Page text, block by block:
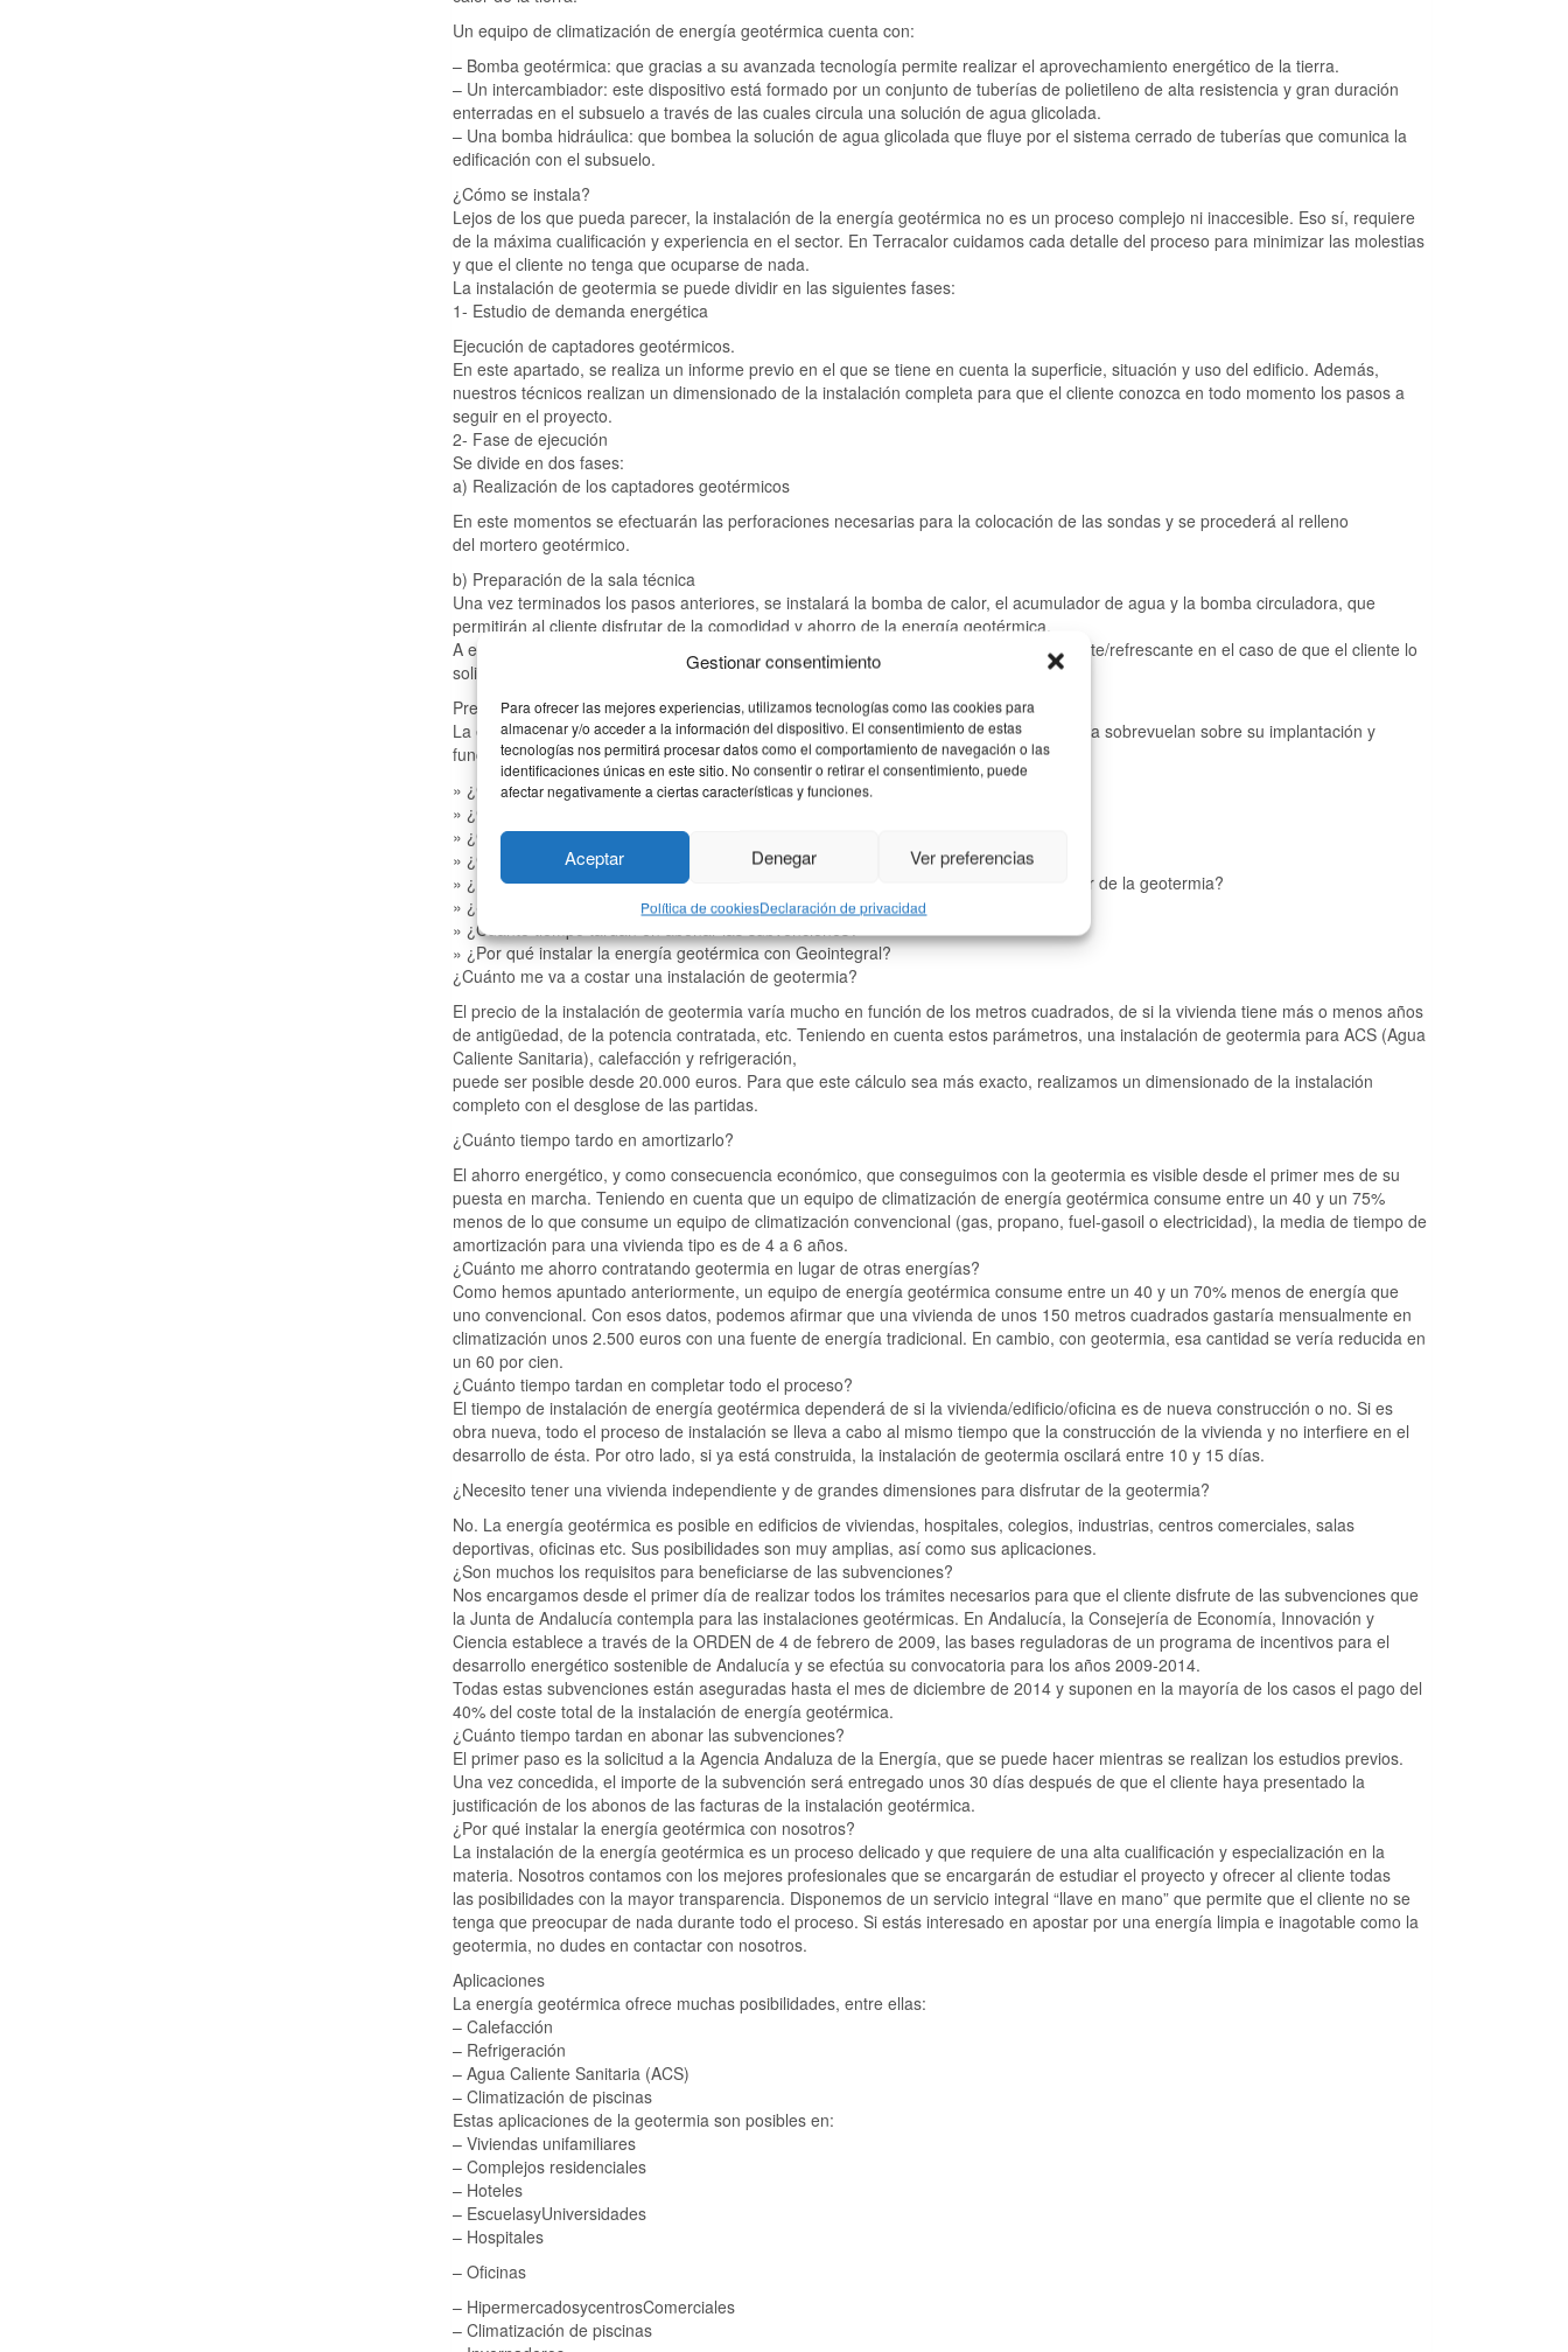
Gestionar consentimiento
Para ofrecer las mejores experiencias, utilizamos tecnologías como las cookies para
almacenar y/o acceder a la información del dispositivo. El consentimiento de estas
tecnologías nos permitirá procesar datos como el comportamiento de navegación o las
identificaciones únicas en este sitio. No consentir o retirar el consentimiento, puede
afectar negativamente a ciertas características y funciones.
Aceptar Denegar Ver preferencias
Política de cookiesDeclaración de privacidad
Un equipo de climatización de energía geotérmica cuenta con:
– Bomba geotérmica: que gracias a su avanzada tecnología permite realizar el aprovechamiento energético de la tierra.
– Un intercambiador: este dispositivo está formado por un conjunto de tuberías de polietileno de alta resistencia y gran duración
enterradas en el subsuelo a través de las cuales circula una solución de agua glicolada.
– Una bomba hidráulica: que bombea la solución de agua glicolada que fluye por el sistema cerrado de tuberías que comunica la
edificación con el subsuelo.
¿Cómo se instala?
Lejos de los que pueda parecer, la instalación de la energía geotérmica no es un proceso complejo ni inaccesible. Eso sí, requiere
de la máxima cualificación y experiencia en el sector. En Terracalor cuidamos cada detalle del proceso para minimizar las molestias
y que el cliente no tenga que ocuparse de nada.
La instalación de geotermia se puede dividir en las siguientes fases:
1- Estudio de demanda energética
Ejecución de captadores geotérmicos.
En este apartado, se realiza un informe previo en el que se tiene en cuenta la superficie, situación y uso del edificio. Además,
nuestros técnicos realizan un dimensionado de la instalación completa para que el cliente conozca en todo momento los pasos a
seguir en el proyecto.
2- Fase de ejecución
Se divide en dos fases:
a) Realización de los captadores geotérmicos
En este momentos se efectuarán las perforaciones necesarias para la colocación de las sondas y se procederá al relleno
del mortero geotérmico.
b) Preparación de la sala técnica
Una vez terminados los pasos anteriores, se instalará la bomba de calor, el acumulador de agua y la bomba circuladora, que
permitirán al cliente disfrutar de la comodidad y ahorro de la energía geotérmica.
A estos pasos habría que añadir otros servicios como es la colocación de suelo radiante/refrescante en el caso de que el cliente lo
solicite.
Preguntas frecuentes
La energía geotérmica es relativamente novedosa y muchas son las dudas que todavía sobrevuelan sobre su implantación y
funcionamiento. A continuación os respondemos a algunas de ellas.
» ¿Cuánto me va a costar una instalación de geotermia?
» ¿Cuánto tiempo tardo en amortizarlo?
» ¿Cuánto me ahorro contratando geotermia en lugar de otras energías?
» ¿Cuánto tiempo tardan en completar todo el proceso?
» ¿Necesito tener una vivienda independiente y de grandes dimensiones para disfrutar de la geotermia?
» ¿Son muchos los requisitos para beneficiarse de las subvenciones?
» ¿Cuánto tiempo tardan en abonar las subvenciones?
» ¿Por qué instalar la energía geotérmica con Geointegral?
¿Cuánto me va a costar una instalación de geotermia?
El precio de la instalación de geotermia varía mucho en función de los metros cuadrados, de si la vivienda tiene más o menos años
de antigüedad, de la potencia contratada, etc. Teniendo en cuenta estos parámetros, una instalación de geotermia para ACS (Agua
Caliente Sanitaria), calefacción y refrigeración,
puede ser posible desde 20.000 euros. Para que este cálculo sea más exacto, realizamos un dimensionado de la instalación
completo con el desglose de las partidas.
¿Cuánto tiempo tardo en amortizarlo?
El ahorro energético, y como consecuencia económico, que conseguimos con la geotermia es visible desde el primer mes de su
puesta en marcha. Teniendo en cuenta que un equipo de climatización de energía geotérmica consume entre un 40 y un 75%
menos de lo que consume un equipo de climatización convencional (gas, propano, fuel-gasoil o electricidad), la media de tiempo de
amortización para una vivienda tipo es de 4 a 6 años.
¿Cuánto me ahorro contratando geotermia en lugar de otras energías?
Como hemos apuntado anteriormente, un equipo de energía geotérmica consume entre un 40 y un 70% menos de energía que
uno convencional. Con esos datos, podemos afirmar que una vivienda de unos 150 metros cuadrados gastaría mensualmente en
climatización unos 2.500 euros con una fuente de energía tradicional. En cambio, con geotermia, esa cantidad se vería reducida en
un 60 por cien.
¿Cuánto tiempo tardan en completar todo el proceso?
El tiempo de instalación de energía geotérmica dependerá de si la vivienda/edificio/oficina es de nueva construcción o no. Si es
obra nueva, todo el proceso de instalación se lleva a cabo al mismo tiempo que la construcción de la vivienda y no interfiere en el
desarrollo de ésta. Por otro lado, si ya está construida, la instalación de geotermia oscilará entre 10 y 15 días.
¿Necesito tener una vivienda independiente y de grandes dimensiones para disfrutar de la geotermia?
No. La energía geotérmica es posible en edificios de viviendas, hospitales, colegios, industrias, centros comerciales, salas
deportivas, oficinas etc. Sus posibilidades son muy amplias, así como sus aplicaciones.
¿Son muchos los requisitos para beneficiarse de las subvenciones?
Nos encargamos desde el primer día de realizar todos los trámites necesarios para que el cliente disfrute de las subvenciones que
la Junta de Andalucía contempla para las instalaciones geotérmicas. En Andalucía, la Consejería de Economía, Innovación y
Ciencia establece a través de la ORDEN de 4 de febrero de 2009, las bases reguladoras de un programa de incentivos para el
desarrollo energético sostenible de Andalucía y se efectúa su convocatoria para los años 2009-2014.
Todas estas subvenciones están aseguradas hasta el mes de diciembre de 2014 y suponen en la mayoría de los casos el pago del
40% del coste total de la instalación de energía geotérmica.
¿Cuánto tiempo tardan en abonar las subvenciones?
El primer paso es la solicitud a la Agencia Andaluza de la Energía, que se puede hacer mientras se realizan los estudios previos.
Una vez concedida, el importe de la subvención será entregado unos 30 días después de que el cliente haya presentado la
justificación de los abonos de las facturas de la instalación geotérmica.
¿Por qué instalar la energía geotérmica con nosotros?
La instalación de la energía geotérmica es un proceso delicado y que requiere de una alta cualificación y especialización en la
materia. Nosotros contamos con los mejores profesionales que se encargarán de estudiar el proyecto y ofrecer al cliente todas
las posibilidades con la mayor transparencia. Disponemos de un servicio integral “llave en mano” que permite que el cliente no se
tenga que preocupar de nada durante todo el proceso. Si estás interesado en apostar por una energía limpia e inagotable como la
geotermia, no dudes en contactar con nosotros.
Aplicaciones
La energía geotérmica ofrece muchas posibilidades, entre ellas:
– Calefacción
– Refrigeración
– Agua Caliente Sanitaria (ACS)
– Climatización de piscinas
Estas aplicaciones de la geotermia son posibles en:
– Viviendas unifamiliares
– Complejos residenciales
– Hoteles
– EscuelasyUniversidades
– Hospitales
– Oficinas
– HipermercadosycentrosComerciales
– Climatización de piscinas